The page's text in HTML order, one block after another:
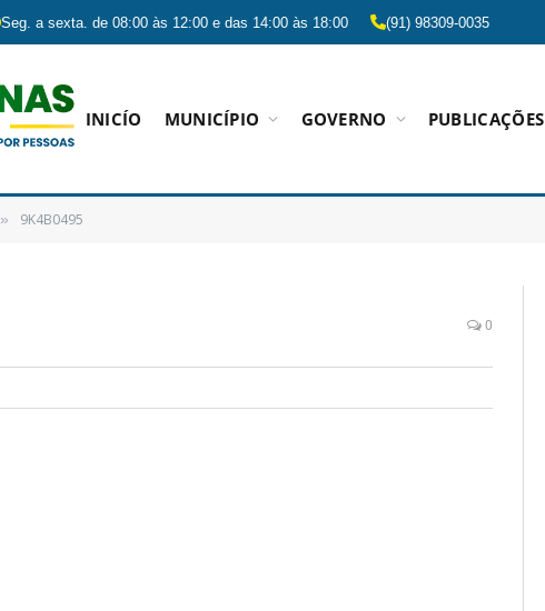
Seg. a sexta. de 08:00 às 12:00 e das 14:00 às 18:00 (91) 98309-0035
INICÍO MUNICÍPIO GOVERNO PUBLICAÇÕES
» 9K4B0495
0